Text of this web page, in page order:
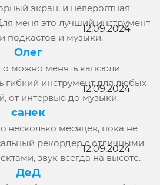
экран, и невероятная
меня это лучший инструмент
подкастов и музыки.
12.09.2024
Олег
можно менять капсюли
инструмент для любых
от интервью до музыки.
12.09.2024
санек
несколько месяцев, пока не
рекордер с отличными
звук всегда на высоте.
12.09.2024
ДеД